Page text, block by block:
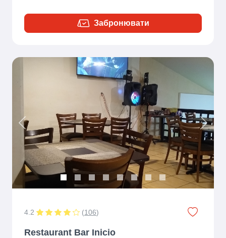
Забронювати
Previous Next
4.2 (106)
Restaurant Bar Inicio